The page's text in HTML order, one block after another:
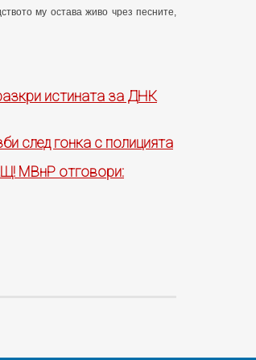
му остава живо чрез песните,
истината за ДНК
след гонка с полицията
МВнР отговори: